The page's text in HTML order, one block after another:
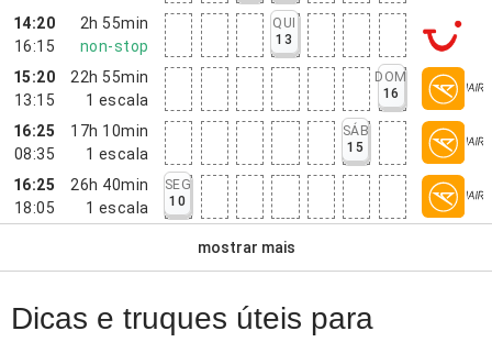
14:20
16:15
2h 55min
non-stop
QUI
13
15:20
13:15
22h 55min
1 escala
DOM
16
16:25
08:35
17h 10min
1 escala
SÁB
15
16:25
18:05
26h 40min
1 escala
SEG
10
mostrar mais
Dicas e truques úteis para